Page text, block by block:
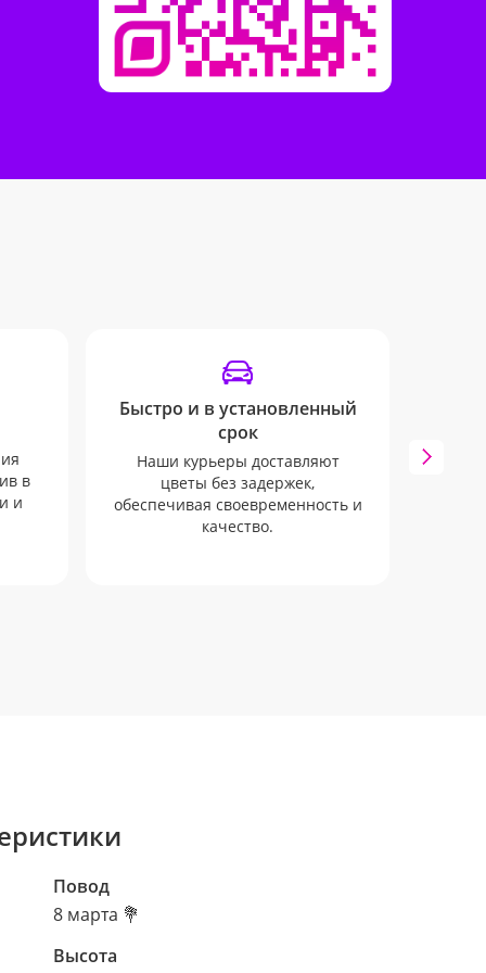
в
и
Быстро и в установленный
срок
Наши курьеры доставляют
цветы без задержек,
обеспечивая своевременность и
качество.
Повод
8 марта 💐
Высота